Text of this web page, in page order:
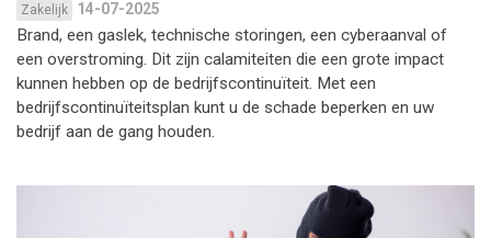
Zakelijk 14-07-2025
Brand, een gaslek, technische storingen, een cyberaanval of
een overstroming. Dit zijn calamiteiten die een grote impact
kunnen hebben op de bedrijfscontinuïteit. Met een
bedrijfscontinuïteitsplan kunt u de schade beperken en uw
bedrijf aan de gang houden.